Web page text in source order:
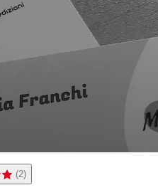
5 di 5 stelle su 2 valutazioni
(2)